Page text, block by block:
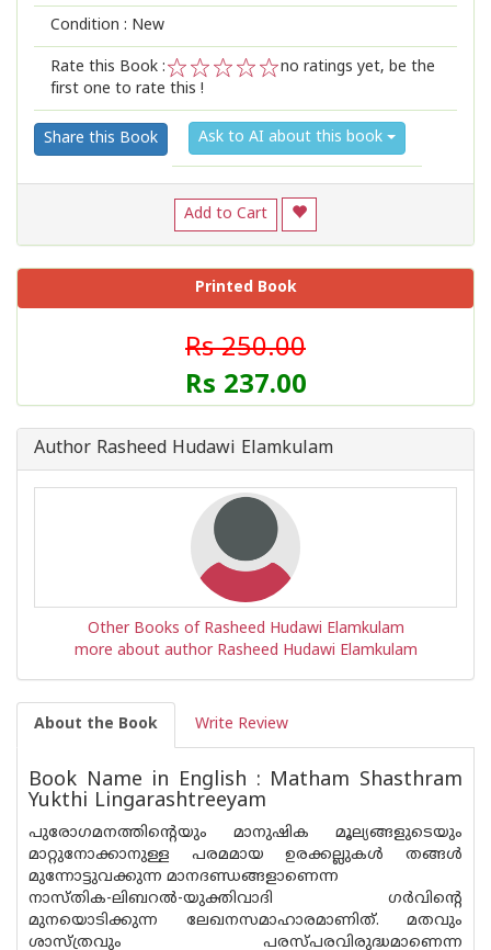
Condition : New
Rate this Book :
2
1
no ratings yet, be the
first one to rate this !
Share this Book Ask to AI about this book
Add to Cart
Printed Book
Rs 250.00
Rs 237.00
Author Rasheed Hudawi Elamkulam
Other Books of Rasheed Hudawi Elamkulam
more about author Rasheed Hudawi Elamkulam
About the Book Write Review
Book Name in English : Matham Shasthram
Yukthi Lingarashtreeyam
പുരോഗമനത്തിന്റെയും മാനുഷിക മൂല്യങ്ങളുടെയും
മാറ്റുനോക്കാനുള്ള പരമമായ ഉരക്കല്ലുകൾ തങ്ങൾ
മുന്നോട്ടുവക്കുന്ന മാനദണ്ഡങ്ങളാണെന്ന
നാസ്തിക-ലിബറൽ-യുക്തിവാദി ഗർവിന്റെ
മുനയൊടിക്കുന്ന ലേഖനസമാഹാരമാണിത്. മതവും
ശാസ്ത്രവും പരസ്‌പരവിരുദ്ധമാണെന്ന